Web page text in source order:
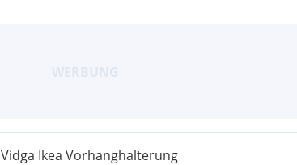
Vidga Ikea Vorhanghalterung